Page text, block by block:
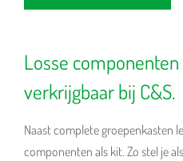
Losse
verkrijgbaar bij C&S.
Naast complete groepenkasten
componenten als kit. Zo stel je